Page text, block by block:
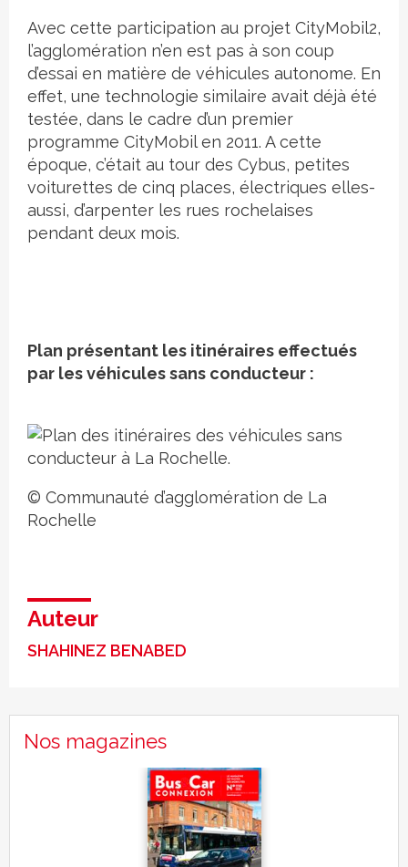
Avec cette participation au projet CityMobil2,
l’agglomération n’en est pas à son coup
d’essai en matière de véhicules autonome. En
effet, une technologie similaire avait déjà été
testée, dans le cadre d’un premier
programme CityMobil en 2011. A cette
époque, c’était au tour des Cybus, petites
voiturettes de cinq places, électriques elles-
aussi, d’arpenter les rues rochelaises
pendant deux mois.
Plan présentant les itinéraires effectués
par les véhicules sans conducteur :
© Communauté d’agglomération de La
Rochelle
Auteur
SHAHINEZ BENABED
Nos magazines